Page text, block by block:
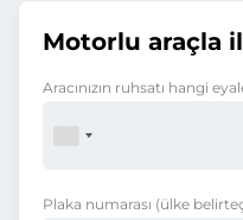
Motorlu araçla
Aracınızın ruhsatı hangi
Plaka numarası (ülke